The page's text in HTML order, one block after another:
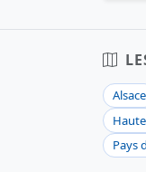
Alsace
Pays